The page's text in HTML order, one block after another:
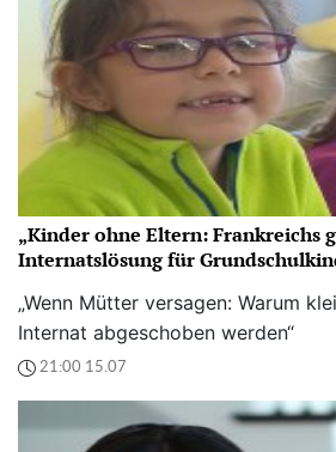
„Kinder ohne Eltern: Frankreichs
Internatslösung für
„Wenn Mütter versagen: Warum
Internat abgeschoben werden“
21:00 15.07